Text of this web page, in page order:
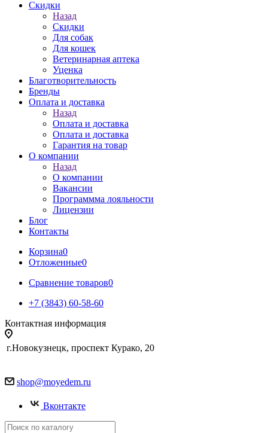
Скидки
Назад
Скидки
Для собак
Для кошек
Ветеринарная аптека
Уценка
Благотворительность
Бренды
Оплата и доставка
Назад
Оплата и доставка
Оплата и доставка
Гарантия на товар
О компании
Назад
О компании
Вакансии
Программма лояльности
Лицензии
Блог
Контакты
Корзина0
Отложенные0
Сравнение товаров0
+7 (3843) 60-58-60
Контактная информация
г.Новокузнецк, проспект Курако, 20
shop@moyedem.ru
Вконтакте